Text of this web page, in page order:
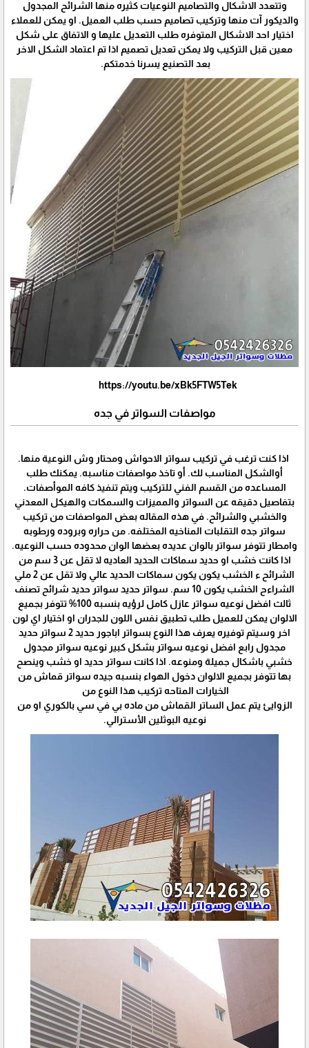
وتتعدد الاشكال والتصاميم النوعيات كثيره منها الشرائح المجدول
والديكور آت منها وتركيب تصاميم حسب طلب العميل. او يمكن للعملاء
اختيار احد الاشكال المتوفره طلب التعديل عليها و الاتفاق على شكل
معين قبل التركيب ولا يمكن تعديل تصميم اذا تم اعتماد الشكل الاخر
بعد التصنيع يسرنا خدمتكم.
مواصفات السواتر في جده
اذا كنت ترغب في تركيب سواتر الاحواش ومحتار وش النوعية منها.
أوالشكل المناسب لك. أو تاخذ مواصفات مناسبه. يمكنك طلب
المساعده من القسم الفني للتركيب ويتم تنفيذ كافه الموأصفات.
بتفاصيل دقيقه عن السواتر والمميزات والسمكات والهيكل المعدني
والخشبي والشرائح. في هذه المقاله بعض المواصفات من تركيب
سواتر جده التقلبات المناخيه المختلفه. من حراره وبروده ورطوبه
وامطار تتوفر سواتر بالوان عديده بعضها الوان محدوده حسب النوعيه.
اذا كانت خشب او حديد سماكات الحديد العاديه لا تقل عن 3 سم من
الشرائح ء الخشب يكون يكون سماكات الحديد عالي ولا تقل عن 2 ملي
الشراءح الخشب يكون 10 سم. سواتر حديد سواتر حديد شرائح تصنف
ثالث افضل نوعيه سواتر عازل كامل لرؤيه بنسبه 100% تتوفر بجميع
الالوان يمكن للعميل طلب تطبيق نفس اللون للجدران او اختيار اي لون
اخر وسيتم توفيره يعرف هذا النوع بسواتر اباجور حديد 2 سواتر حديد
مجدول رابع افضل نوعيه سواتر بشكل كبير نوعيه سواتر مجدول
خشبي باشكال جميلة ومنوعه. اذا كانت سواتر حديد او خشب وينصح
بها تتوفر بجميع الالوان دخول الهواء بنسبه جيده سواتر قماش من
الخيارات المتاحه تركيب هذا النوع من
الزوايئ يتم عمل الساتر القماش من ماده بي في سي بالكوري او من
نوعيه البوثلين الأسترالي.